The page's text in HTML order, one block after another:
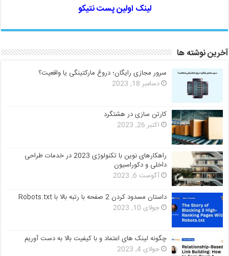
لینک اولین پست نتیکو
آخرین نوشته ها
سرور مجازی رایگان؛ دروغ مارکتینگی یا واقعیت؟
دسامبر 18, 2023
کارتن سازی در هشتگرد
اکتبر 26, 2023
راهکارهای نوین با تکنولوژی 2023 در خدمات طراحی
داخلی و دکوراسیون
آگوست 6, 2023
داستان مسدود کردن 2 صفحه با رتبه بالا با Robots.txt
جولای 10, 2023
چگونه لینک های اعتماد و با کیفیت بالا به دست آوریم
جولای 4, 2023